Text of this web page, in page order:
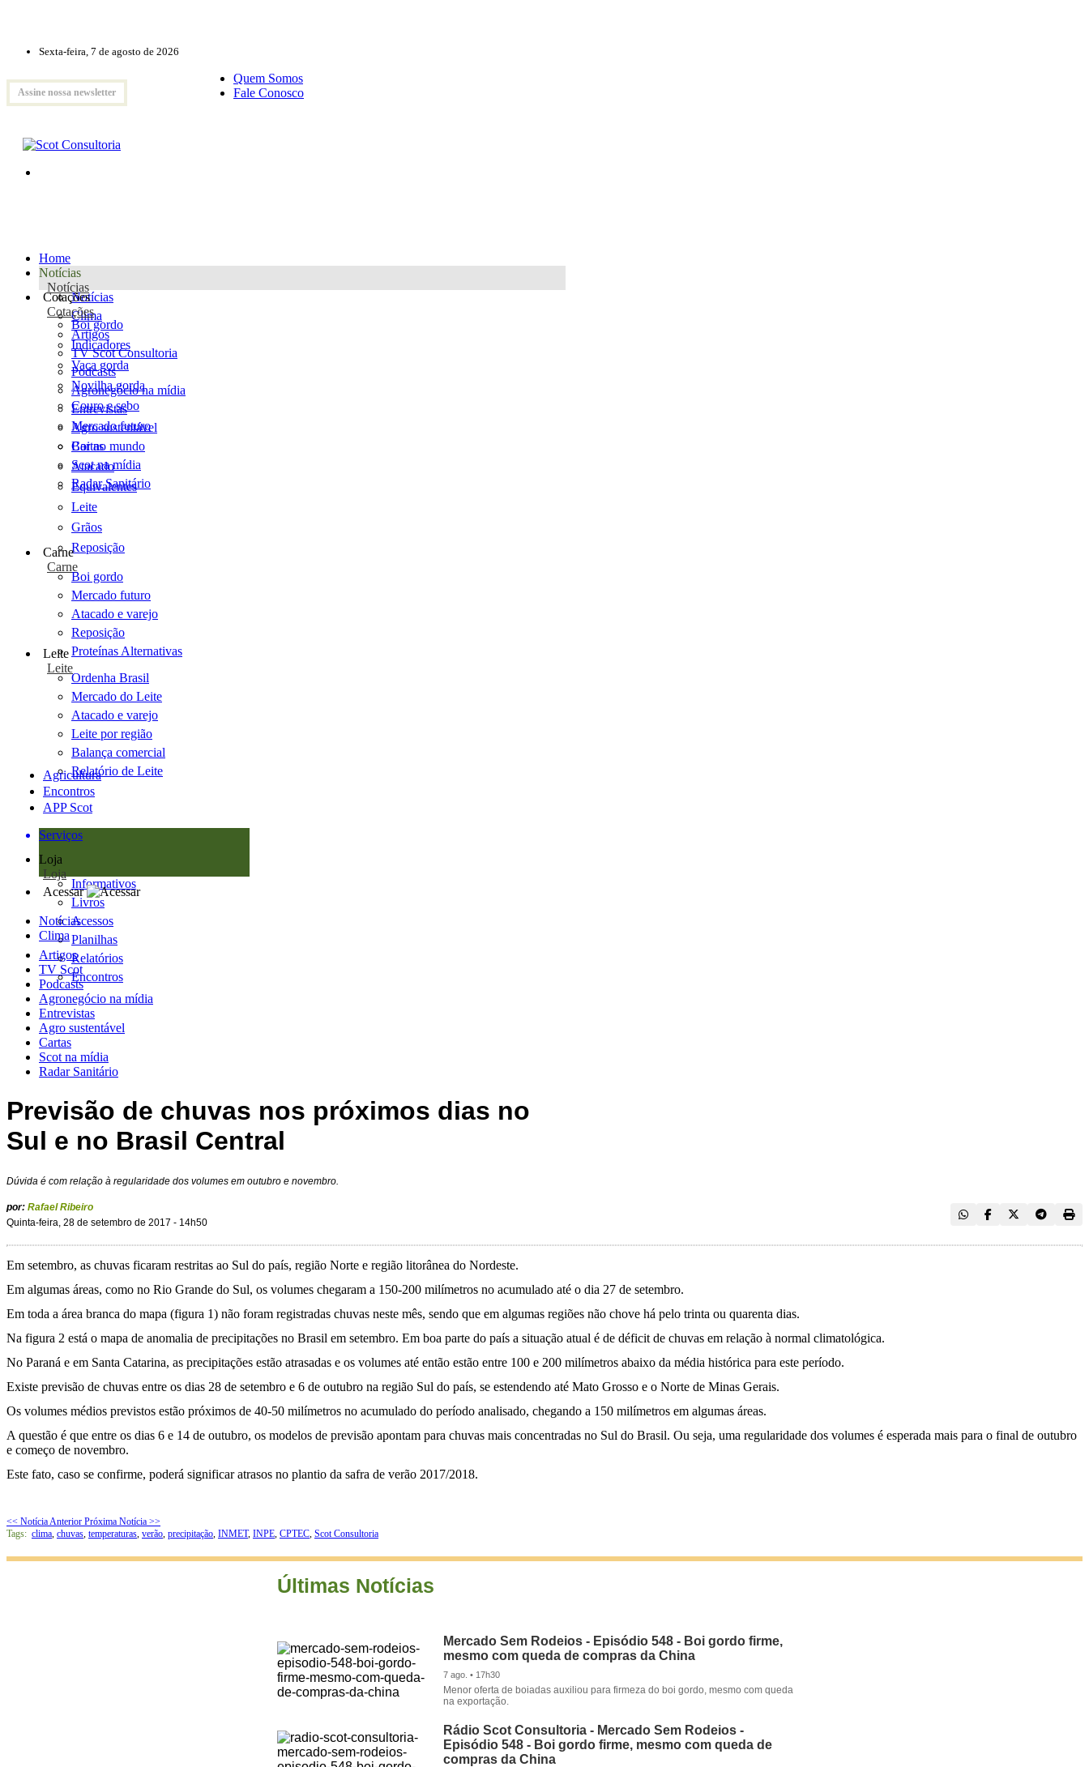
Sexta-feira, 7 de agosto de 2026
Assine nossa newsletter
Quem Somos
Fale Conosco
Home
Notícias
Notícias
Notícias
Clima
Artigos
TV Scot Consultoria
Podcasts
Agronegócio na mídia
Entrevistas
Agro sustentável
Cartas
Scot na mídia
Radar Sanitário
Cotações
Cotações
Boi gordo
Indicadores
Vaca gorda
Novilha gorda
Couro e sebo
Mercado futuro
Boi no mundo
Atacado
Equivalentes
Leite
Grãos
Reposição
Carne
Carne
Boi gordo
Mercado futuro
Atacado e varejo
Reposição
Proteínas Alternativas
Leite
Leite
Ordenha Brasil
Mercado do Leite
Atacado e varejo
Leite por região
Balança comercial
Relatório de Leite
Agricultura
Encontros
APP Scot
Serviços
Loja
Loja
Informativos
Livros
Acessos
Planilhas
Relatórios
Encontros
Acessar
Notícias
Clima
Artigos
TV Scot
Podcasts
Agronegócio na mídia
Entrevistas
Agro sustentável
Cartas
Scot na mídia
Radar Sanitário
Previsão de chuvas nos próximos dias no
Sul e no Brasil Central
Dúvida é com relação à regularidade dos volumes em outubro e novembro.
por: Rafael Ribeiro
Quinta-feira, 28 de setembro de 2017 - 14h50
Em setembro, as chuvas ficaram restritas ao Sul do país, região Norte e região litorânea do Nordeste.
Em algumas áreas, como no Rio Grande do Sul, os volumes chegaram a 150-200 milímetros no acumulado até o dia 27 de setembro.
Em toda a área branca do mapa (figura 1) não foram registradas chuvas neste mês, sendo que em algumas regiões não chove há pelo trinta ou quarenta dias.
Na figura 2 está o mapa de anomalia de precipitações no Brasil em setembro. Em boa parte do país a situação atual é de déficit de chuvas em relação à normal climatológica.
No Paraná e em Santa Catarina, as precipitações estão atrasadas e os volumes até então estão entre 100 e 200 milímetros abaixo da média histórica para este período.
Existe previsão de chuvas entre os dias 28 de setembro e 6 de outubro na região Sul do país, se estendendo até Mato Grosso e o Norte de Minas Gerais.
Os volumes médios previstos estão próximos de 40-50 milímetros no acumulado do período analisado, chegando a 150 milímetros em algumas áreas.
A questão é que entre os dias 6 e 14 de outubro, os modelos de previsão apontam para chuvas mais concentradas no Sul do Brasil. Ou seja, uma regularidade dos volumes é esperada mais para o final de outubro
e começo de novembro.
Este fato, caso se confirme, poderá significar atrasos no plantio da safra de verão 2017/2018.
<< Notícia Anterior Próxima Notícia >>
Tags: clima, chuvas, temperaturas, verão, precipitação, INMET, INPE, CPTEC, Scot Consultoria
Últimas Notícias
Mercado Sem Rodeios - Episódio 548 - Boi gordo firme,
mesmo com queda de compras da China
7 ago. • 17h30
Menor oferta de boiadas auxiliou para firmeza do boi gordo, mesmo com queda
na exportação.
Rádio Scot Consultoria - Mercado Sem Rodeios -
Episódio 548 - Boi gordo firme, mesmo com queda de
compras da China